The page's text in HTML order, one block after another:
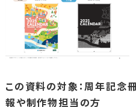
この資料の対象：周年記念
報や制作物担当の方